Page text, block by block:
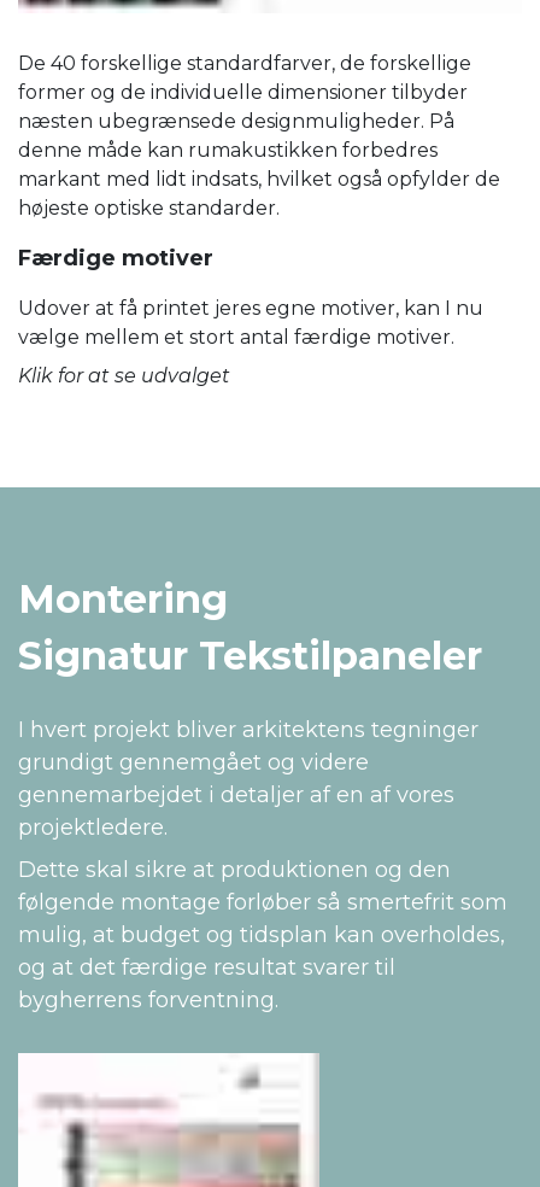
De 40 forskellige standardfarver, de forskellige
former og de individuelle dimensioner tilbyder
næsten ubegrænsede designmuligheder. På
denne måde kan rumakustikken forbedres
markant med lidt indsats, hvilket også opfylder de
højeste optiske standarder.
Færdige motiver
Udover at få printet jeres egne motiver, kan I nu
vælge mellem et stort antal færdige motiver.
Klik for at se udvalget
Montering
Signatur Tekstilpaneler
I hvert projekt bliver arkitektens tegninger
grundigt gennemgået og videre
gennemarbejdet i detaljer af en af vores
projektledere.
Dette skal sikre at produktionen og den
følgende montage forløber så smertefrit som
mulig, at budget og tidsplan kan overholdes,
og at det færdige resultat svarer til
bygherrens forventning.